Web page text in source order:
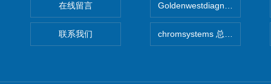
在线留言
联系我们
Goldenwestdiagnostics总代
chromsystems 总代理